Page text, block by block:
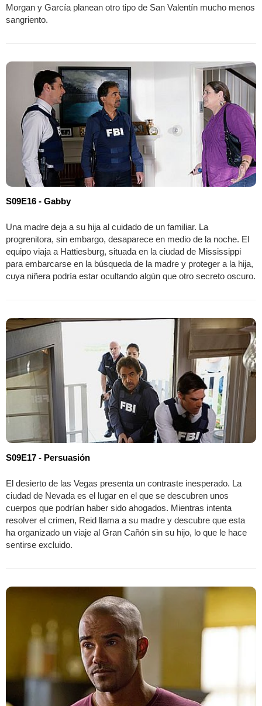
Morgan y García planean otro tipo de San Valentín mucho menos
sangriento.
S09E16 - Gabby
Una madre deja a su hija al cuidado de un familiar. La
progrenitora, sin embargo, desaparece en medio de la noche. El
equipo viaja a Hattiesburg, situada en la ciudad de Mississippi
para embarcarse en la búsqueda de la madre y proteger a la hija,
cuya niñera podría estar ocultando algún que otro secreto oscuro.
S09E17 - Persuasión
El desierto de las Vegas presenta un contraste inesperado. La
ciudad de Nevada es el lugar en el que se descubren unos
cuerpos que podrían haber sido ahogados. Mientras intenta
resolver el crimen, Reid llama a su madre y descubre que esta
ha organizado un viaje al Gran Cañón sin su hijo, lo que le hace
sentirse excluido.